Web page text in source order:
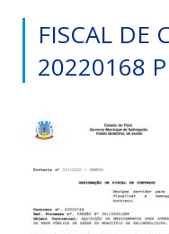
FISCAL DE
20220168